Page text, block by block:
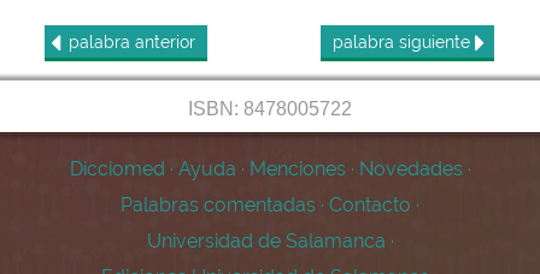
palabra anterior palabra siguiente
ISBN: 8478005722
Dicciomed · Ayuda · Menciones · Novedades ·
Palabras comentadas · Contacto ·
Universidad de Salamanca ·